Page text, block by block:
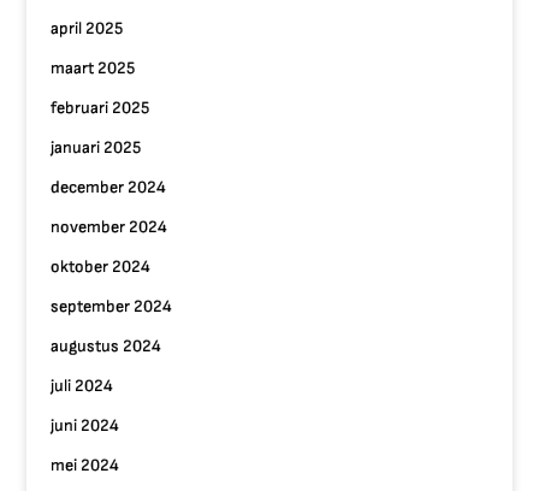
april 2025
maart 2025
februari 2025
januari 2025
december 2024
november 2024
oktober 2024
september 2024
augustus 2024
juli 2024
juni 2024
mei 2024